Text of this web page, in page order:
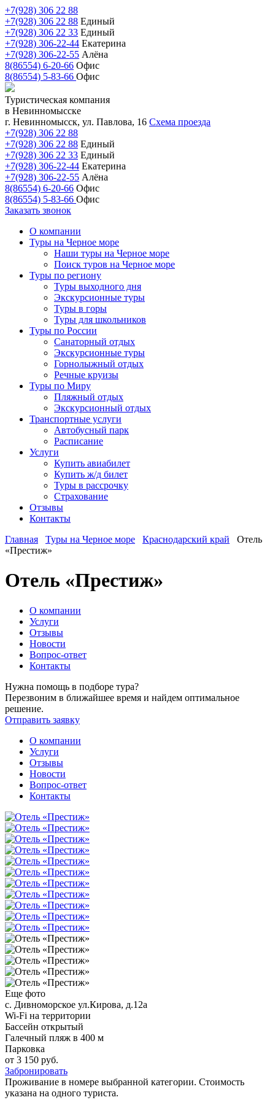
+7(928) 306 22 88
+7(928) 306 22 88 Единый
+7(928) 306 22 33 Единый
+7(928) 306-22-44 Екатерина
+7(928) 306-22-55 Алёна
8(86554) 6-20-66 Офис
8(86554) 5-83-66 Офис
Туристическая компания
в Невинномысске
г. Невинномысск, ул. Павлова, 16 Схема проезда
+7(928) 306 22 88
+7(928) 306 22 88 Единый
+7(928) 306 22 33 Единый
+7(928) 306-22-44 Екатерина
+7(928) 306-22-55 Алёна
8(86554) 6-20-66 Офис
8(86554) 5-83-66 Офис
Заказать звонок
О компании
Туры на Черное море
Наши туры на Черное море
Поиск туров на Черное море
Туры по региону
Туры выходного дня
Экскурсионные туры
Туры в горы
Туры для школьников
Туры по России
Санаторный отдых
Экскурсионные туры
Горнолыжный отдых
Речные круизы
Туры по Миру
Пляжный отдых
Экскурсионный отдых
Транспортные услуги
Автобусный парк
Расписание
Услуги
Купить авиабилет
Купить ж/д билет
Туры в рассрочку
Страхование
Отзывы
Контакты
Главная
Туры на Черное море Краснодарский край
Отель
«Престиж»
Отель «Престиж»
О компании
Услуги
Отзывы
Новости
Вопрос-ответ
Контакты
Нужна помощь в подборе тура?
Перезвоним в ближайшее время и найдем оптимальное
решение.
Отправить заявку
О компании
Услуги
Отзывы
Новости
Вопрос-ответ
Контакты
Еще фото
с. Дивноморское ул.Кирова, д.12а
Wi-Fi на территории
Бассейн открытый
Галечный пляж в 400 м
Парковка
от 3 150 руб.
Забронировать
Проживание в номере выбранной категории. Стоимость
указана на одного туриста.